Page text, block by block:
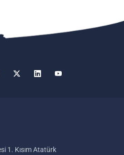
1. Kısım Atatürk